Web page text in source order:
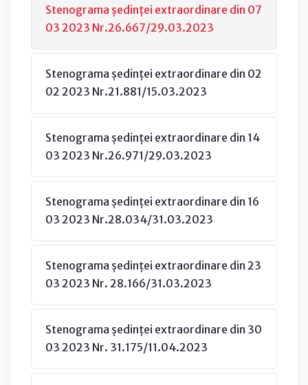
Stenograma ședinței extraordinare din 07
03 2023 Nr.26.667/29.03.2023
Stenograma ședinței extraordinare din 02
02 2023 Nr.21.881/15.03.2023
Stenograma ședinței extraordinare din 14
03 2023 Nr.26.971/29.03.2023
Stenograma ședinței extraordinare din 16
03 2023 Nr.28.034/31.03.2023
Stenograma ședinței extraordinare din 23
03 2023 Nr. 28.166/31.03.2023
Stenograma ședinței extraordinare din 30
03 2023 Nr. 31.175/11.04.2023